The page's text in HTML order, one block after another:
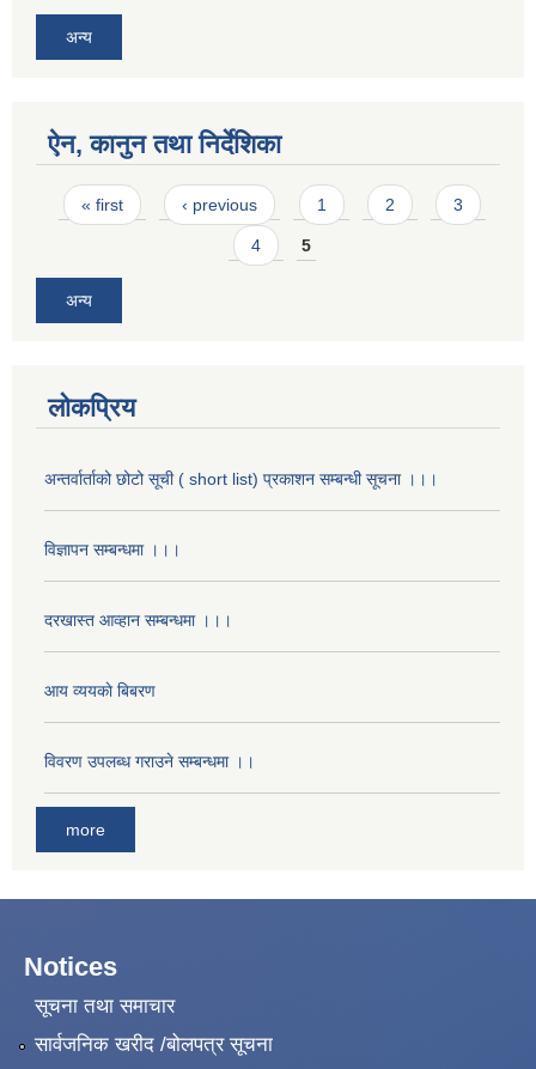
अन्य
ऐन, कानुन तथा निर्देशिका
Pages
« first ‹ previous 1 2 3
4 5
अन्य
लोकप्रिय
अन्तर्वार्ताको छोटो सूची ( short list) प्रकाशन सम्बन्धी सूचना ।।।
विज्ञापन सम्बन्धमा ।।।
दरखास्त आव्हान सम्बन्धमा ।।।
आय व्ययकाे बिबरण
विवरण उपलब्ध गराउने सम्बन्धमा ।।
more
Notices
सूचना तथा समाचार
सार्वजनिक खरीद /बोलपत्र सूचना